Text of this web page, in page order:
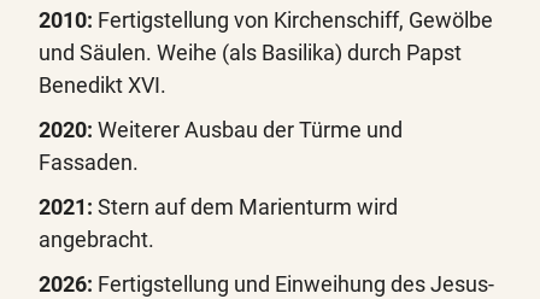
2010: Fertigstellung von Kirchenschiff, Gewölbe
und Säulen. Weihe (als Basilika) durch Papst
Benedikt XVI.
2020: Weiterer Ausbau der Türme und
Fassaden.
2021: Stern auf dem Marienturm wird
angebracht.
2026: Fertigstellung und Einweihung des Jesus-